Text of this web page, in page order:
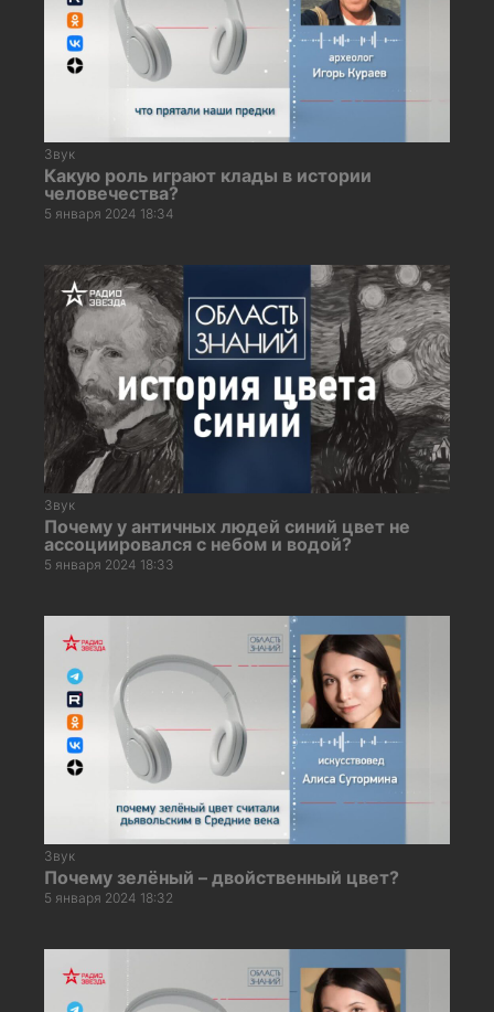
Звук
Какую роль играют клады в истории
человечества?
5 января 2024 18:34
Звук
Почему у античных людей синий цвет не
ассоциировался с небом и водой?
5 января 2024 18:33
Звук
Почему зелёный – двойственный цвет?
5 января 2024 18:32